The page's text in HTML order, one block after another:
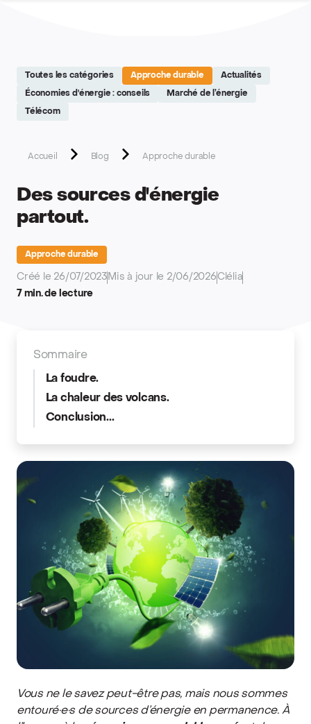
Toutes les catégories Approche durable Actualités
Économies d'énergie : conseils Marché de l’énergie
Télécom
Accueil Blog Approche durable
Des sources d'énergie
partout.
Approche durable
Créé le 26/07/2023 Mis à jour le 2/06/2026Clélia
7 min. de lecture
Sommaire
La foudre.
La chaleur des volcans.
Conclusion...
Vous ne le savez peut-être pas, mais nous sommes
entouré·e·s de sources d’énergie en permanence. À